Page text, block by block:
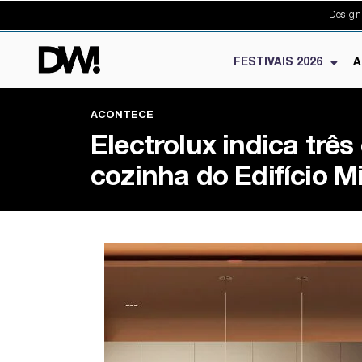
FESTIVAIS 2026
ACONTECE
Electrolux indica três
cozinha do Edifício